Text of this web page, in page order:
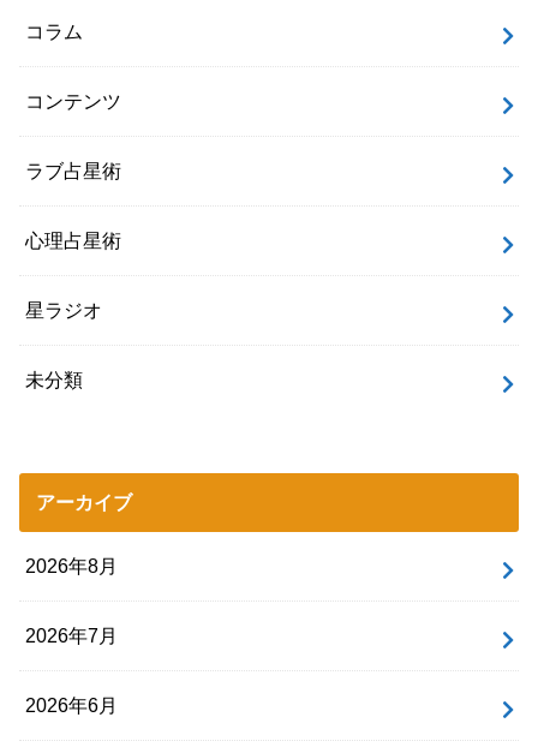
コラム
コンテンツ
ラブ占星術
心理占星術
星ラジオ
未分類
アーカイブ
2026年8月
2026年7月
2026年6月